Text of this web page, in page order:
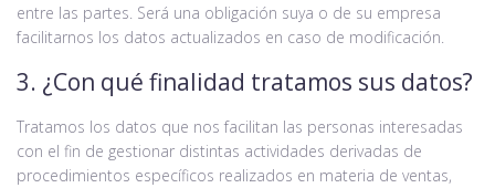
entre las partes. Será una obligación suya o de su empresa
facilitarnos los datos actualizados en caso de modificación.
3. ¿Con qué finalidad tratamos sus datos?
Tratamos los datos que nos facilitan las personas interesadas
con el fin de gestionar distintas actividades derivadas de
procedimientos específicos realizados en materia de ventas,